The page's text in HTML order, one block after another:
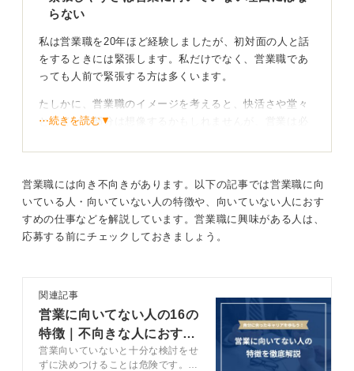
らない
私は営業職を20年ほど経験しましたが、初対面の人と話
をするときには緊張します。私だけでなく、営業職であ
っても人前で緊張する方は多くいます。
たしかに、営業職のイメージを考えると、快活さや堂々
としている部分は想像するかもしれませんが、営業は必
せん。
顧客や関係者の前で緊張して話すのが苦手であれば、ほ
かの長所がないか考えてみてください。
たとえば、営業で結果を出している人のなかには、話下
手だけど聴き上手の方がいます。
⋯続きを読む▼
営業職には向き不向きがあります。以下の記事では営業職に向
いている人・向いていない人の特徴や、向いていない人におす
すめの仕事などを解説しています。営業職に興味がある人は、
応募する前にチェックしておきましょう。
関連記事
営業に向いてない人の16の
特徴｜不向きな人におすす
めの道も解説
営業向いていないと十分な検討をせ
ずに決めつけることは危険です。ま